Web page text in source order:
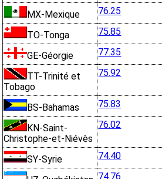
MX-Mexique 76.25
TO-Tonga 75.85
GE-Géorgie 77.35
TT-Trinité et
Tobago
75.92
BS-Bahamas 75.83
KN-Saint-
Christophe-et-Niévès
76.02
SY-Syrie 74.40
74.76